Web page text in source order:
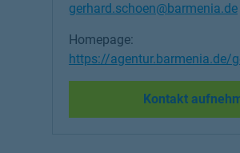
gerhard.schoen@barmenia.de
Homepage:
https://agentur.barmenia.de/
Kontakt Link